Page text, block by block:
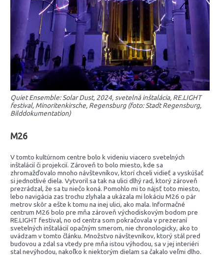
Quiet Ensemble: Solar Dust, 2024, svetelná inštalácia, RE.LIGHT
festival, Minoritenkirsche, Regensburg (foto: Stadt Regensburg,
Bilddokumentation)
M26
V tomto kultúrnom centre bolo k videniu viacero svetelných
inštalácií či projekcií. Zároveň to bolo miesto, kde sa
zhromažďovalo mnoho návštevníkov, ktorí chceli vidieť a vyskúšať
si jednotlivé diela. Vytvoril sa tak na ulici dlhý rad, ktorý zároveň
prezrádzal, že sa tu niečo koná. Pomohlo mi to nájsť toto miesto,
lebo navigácia zas trochu zlyhala a ukázala mi lokáciu M26 o pár
metrov skôr a ešte k tomu na inej ulici, ako mala. Informačné
centrum M26 bolo pre mňa zároveň východiskovým bodom pre
RE.LIGHT festival, no od centra som pokračovala v prezeraní
svetelných inštalácií opačným smerom, nie chronologicky, ako to
uvádzam v tomto článku. Množstvo návštevníkov, ktorý stál pred
budovou a zdal sa vtedy pre mňa istou výhodou, sa v jej interiéri
stal nevýhodou, nakoľko k niektorým dielam sa čakalo veľmi dlho.